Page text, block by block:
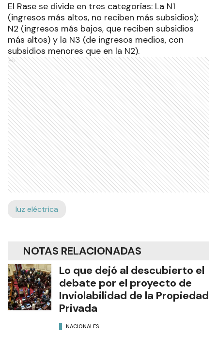
El Rase se divide en tres categorías: La N1
(ingresos más altos, no reciben más subsidios);
N2 (ingresos más bajos, que reciben subsidios
más altos) y la N3 (de ingresos medios, con
subsidios menores que en la N2).
Ads
luz eléctrica
NOTAS RELACIONADAS
Lo que dejó al descubierto el
debate por el proyecto de
Inviolabilidad de la Propiedad
Privada
NACIONALES